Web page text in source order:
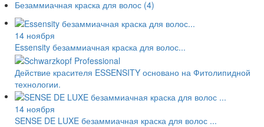
Безаммиачная краска для волос (4)
14 ноября
Essensity безаммиачная краска для волос...
Действие красителя ESSENSITY основано на Фитолипидной
технологии.
14 ноября
SENSE DE LUXE безаммиачная краска для волос ...